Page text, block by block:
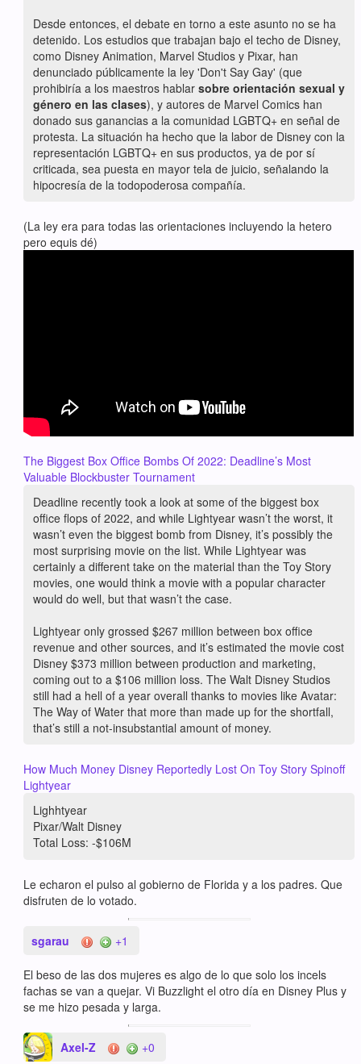
Desde entonces, el debate en torno a este asunto no se ha
detenido. Los estudios que trabajan bajo el techo de Disney,
como Disney Animation, Marvel Studios y Pixar, han
denunciado públicamente la ley 'Don't Say Gay' (que
prohibiría a los maestros hablar sobre orientación sexual y
género en las clases), y autores de Marvel Comics han
donado sus ganancias a la comunidad LGBTQ+ en señal de
protesta. La situación ha hecho que la labor de Disney con la
representación LGBTQ+ en sus productos, ya de por sí
criticada, sea puesta en mayor tela de juicio, señalando la
hipocresía de la todopoderosa compañía.
(La ley era para todas las orientaciones incluyendo la hetero
pero equis dé)
The Biggest Box Office Bombs Of 2022: Deadline’s Most
Valuable Blockbuster Tournament
Deadline recently took a look at some of the biggest box
office flops of 2022, and while Lightyear wasn’t the worst, it
wasn’t even the biggest bomb from Disney, it’s possibly the
most surprising movie on the list. While Lightyear was
certainly a different take on the material than the Toy Story
movies, one would think a movie with a popular character
would do well, but that wasn’t the case.
Lightyear only grossed $267 million between box office
revenue and other sources, and it’s estimated the movie cost
Disney $373 million between production and marketing,
coming out to a $106 million loss. The Walt Disney Studios
still had a hell of a year overall thanks to movies like Avatar:
The Way of Water that more than made up for the shortfall,
that’s still a not-insubstantial amount of money.
How Much Money Disney Reportedly Lost On Toy Story Spinoff
Lightyear
Lighhtyear
Pixar/Walt Disney
Total Loss: -$106M
Le echaron el pulso al gobierno de Florida y a los padres. Que
disfruten de lo votado.
sgarau +1
El beso de las dos mujeres es algo de lo que solo los incels
fachas se van a quejar. Vi Buzzlight el otro día en Disney Plus y
se me hizo pesada y larga.
Axel-Z +0